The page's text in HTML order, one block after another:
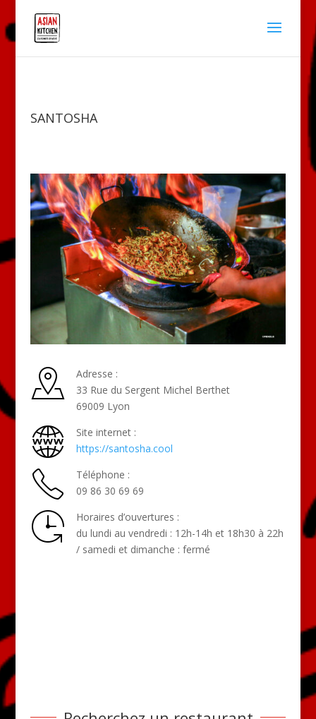
SANTOSHA
Adresse :
33 Rue du Sergent Michel Berthet
69009 Lyon
Site internet :
https://santosha.cool
Téléphone :
09 86 30 69 69
Horaires d’ouvertures :
du lundi au vendredi : 12h-14h et 18h30 à 22h
/ samedi et dimanche : fermé